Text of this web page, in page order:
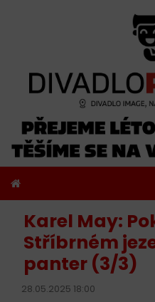
Karel May:
Stříbrném
panter (3/3)
28.05.2025 18:00